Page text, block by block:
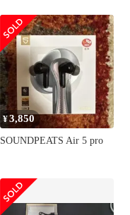
¥3,850
SOUNDPEATS Air 5 pro